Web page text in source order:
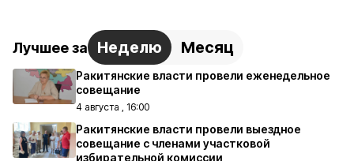
Лучшее за Неделю Месяц
Ракитянские власти провели еженедельное
совещание
4 августа , 16:00
Ракитянские власти провели выездное
совещание с членами участковой
избирательной комиссии